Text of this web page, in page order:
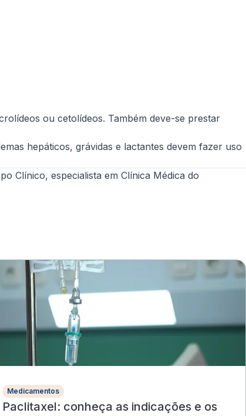
ou cetolídeos. Também deve-se prestar
hepáticos, grávidas e lactantes devem fazer uso
Clínico, especialista em Clínica Médica do
Medicamentos
Paclitaxel: conheça as indicações e os